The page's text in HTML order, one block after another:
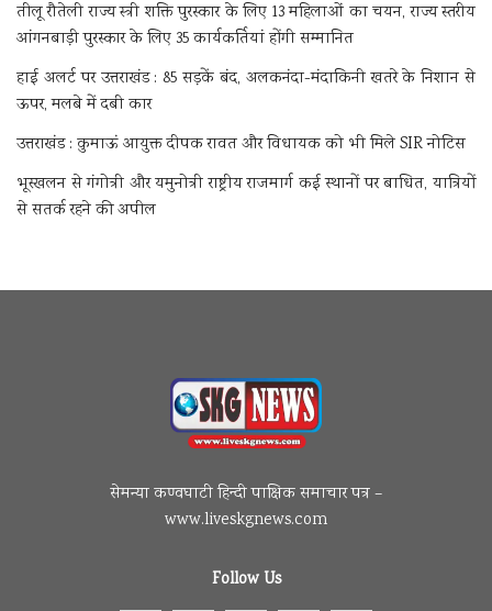
तीलू रौतेली राज्य स्त्री शक्ति पुरस्कार के लिए 13 महिलाओं का चयन, राज्य स्तरीय
आंगनबाड़ी पुरस्कार के लिए 35 कार्यकर्तियां होंगी सम्मानित
हाई अलर्ट पर उत्तराखंड : 85 सड़कें बंद, अलकनंदा-मंदाकिनी खतरे के निशान से
ऊपर, मलबे में दबी कार
उत्तराखंड : कुमाऊं आयुक्त दीपक रावत और विधायक को भी मिले SIR नोटिस
भूस्खलन से गंगोत्री और यमुनोत्री राष्ट्रीय राजमार्ग कई स्थानों पर बाधित, यात्रियों
से सतर्क रहने की अपील
सेमन्या कण्वघाटी हिन्दी पाक्षिक समाचार पत्र –
www.liveskgnews.com
Follow Us